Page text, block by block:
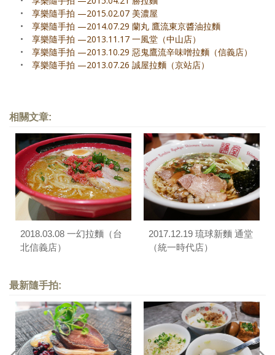
•
享樂隨手拍 —2015.02.07 美濃屋
•
享樂隨手拍 —2014.07.29 蘭丸 鷹流東京醬油拉麵
•
享樂隨手拍 —2013.11.17 一風堂（中山店）
•
享樂隨手拍 —2013.10.29 惡鬼鷹流辛味噌拉麵（信義店）
•
享樂隨手拍 —2013.07.26 誠屋拉麵（京站店）
相關文章:
2018.03.08 一幻拉麵（台
北信義店）
2017.12.19 琉球新麵 通堂
（統一時代店）
最新隨手拍: